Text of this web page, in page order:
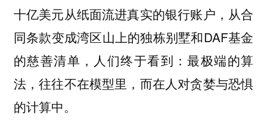
十亿美元从纸面流进真实的银行账户，从合
同条款变成湾区山上的独栋别墅和DAF基金
的慈善清单，人们终于看到：最极端的算
法，往往不在模型里，而在人对贪婪与恐惧
的计算中。